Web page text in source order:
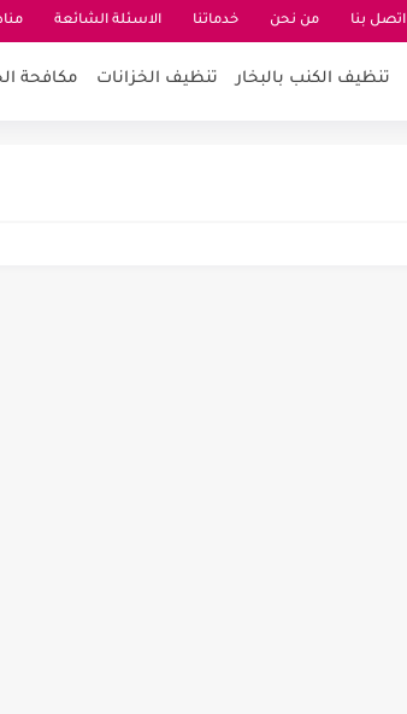
اتصل بنا من نحن خدماتنا الاسئلة الشائعة
تنظيف الكنب بالبخار تنظيف الخزانات مكافحة